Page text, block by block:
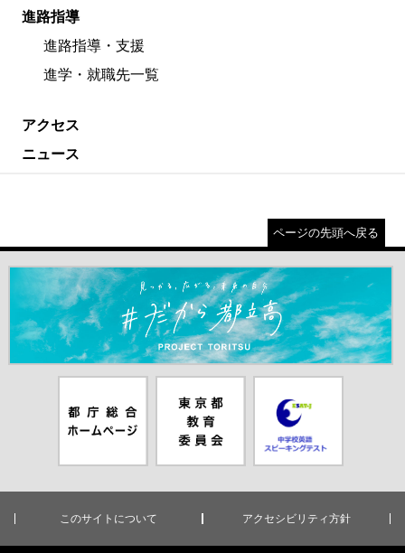
進路指導
進路指導・支援
進学・就職先一覧
アクセス
ニュース
ページの先頭へ戻る
＃だから都立高（別ウインドウが開きます）
ムページ（別
ウインドウが
員会（別ウイ
ンドウが開き
ピーキングテ
スト（別ウイ
ンドウが開き
このサイトについて アクセシビリティ方針